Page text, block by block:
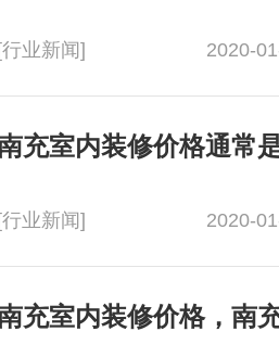
[行业新闻] 2020-
[行业新闻] 2020-